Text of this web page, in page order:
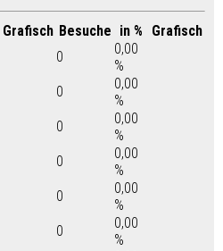
Grafisch Besuche in %
Grafisch
0
0,00
%
0
0,00
%
0
0,00
%
0
0,00
%
0
0,00
%
0
0,00
%